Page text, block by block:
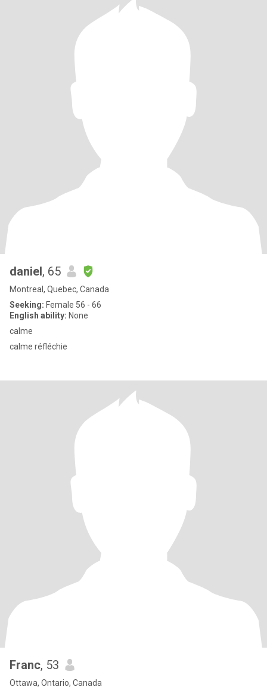
daniel, 65
Montreal, Quebec, Canada
Seeking: Female 56 - 66
English ability: None
calme
calme réfléchie
Franc, 53
Ottawa, Ontario, Canada